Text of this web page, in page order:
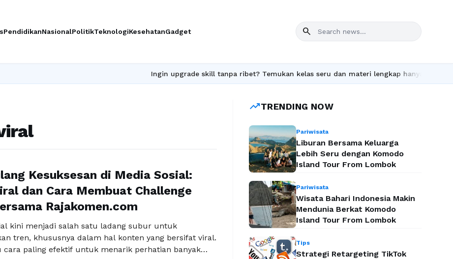
PendidikanNasionalPolitikTeknologiKesehatanGadget search
Ingin upgrade skill tanpa ribet? Temukan kelas seru dan materi lengkap hanya di
Kesuksesan di Media Sosial:
dan Cara Membuat Challenge
Rajakomen.com
kini menjadi salah satu ladang subur untuk
tren, khususnya dalam hal konten yang bersifat viral.
cara paling efektif untuk menarik perhatian banyak
trending_upTRENDING NOW
Pariwisata
Liburan Bersama Keluarga
Lebih Seru dengan Komodo
Island Tour From Lombok
Pariwisata
Wisata Bahari Indonesia Makin
Mendunia Berkat Komodo
Island Tour From Lombok
Tips
Strategi Retargeting TikTok